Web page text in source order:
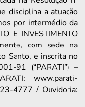
disciplina a atuação
por intermédio da
E INVESTIMENTO
com sede na
Santo, e inscrita no
91 (“PARATI”) –
www.parati-
4777 / Ouvidoria: